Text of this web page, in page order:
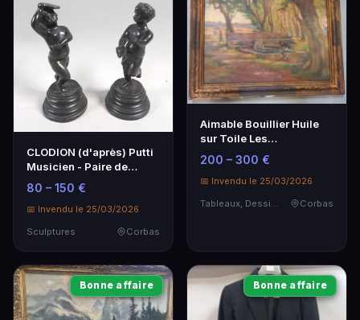
CLODION (d'après) Putti
Musicien - Paire de
Sculptures en Bronze
80 – 150 €
📅 Invendu le 25/03/2026
Sculptures
Corbas
Aimable Bouillier Huile
sur Toile Les
Lavandières 1867-1940
200 – 300 €
📅 Invendu le 25/03/2026
Tableaux, Dessins & Estampes
Corbas
Bonne affaire Bonne affaire